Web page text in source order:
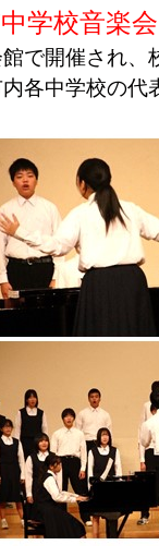
学校音楽会
で開催され、
各中学校の